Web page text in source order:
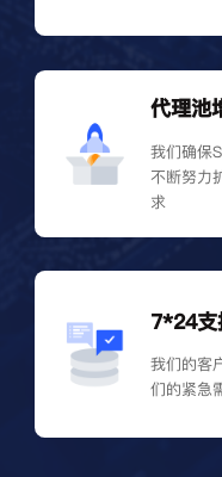
代理池
我们确保
不断努力
求
7*24支
我们的客
们的紧急